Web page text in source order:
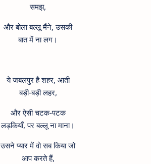
समझ,
और बोला बल्लू मैंने, उसकी
बात में ना लग।
ये जबलपुर है शहर, आती
बड़ी-बड़ी लहर,
और ऐसी चटक-पटक
लड़कियाँ, पर बल्लू ना माना।
उसने प्यार में वो सब किया जो
आप करते हैं,